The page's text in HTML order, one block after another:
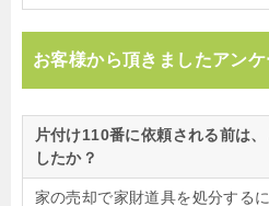
お客様から頂きましたアンケ
片付け110番に依頼される前は
したか？
家の売却で家財道具を処分する